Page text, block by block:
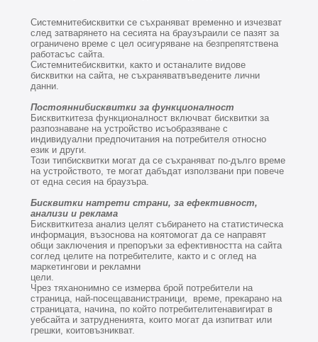
Системнитебисквитки се съхраняват временно и изчезват
след затварянето на сесията на браузъраили се пазят за
ограничено време с цел осигуряване на безпрепятствена
работасъс сайта.
Системнитебисквитки, както и останалите видове
бисквитки на сайта, не съхраняватвъведените лични
данни.
Постояннибисквитки за функционалност
Бисквиткитеза функционалност включват бисквитки за
разпознаване на устройство исъобразяване с
индивидуални предпочитания на потребителя относно
език и други.
Този типбисквитки могат да се съхраняват по-дълго време
на устройството, те могат дабъдат използвани при повече
от една сесия на браузъра.
Бисквитки натрети страни, за ефективност,
анализи и реклама
Бисквиткитеза анализ целят събирането на статистическа
информация, възоснова на коятомогат да се направят
общи заключения и препоръки за ефективността на сайта
соглед целите на потребителите, както и с оглед на
маркетингови и рекламни
цели.
Чрез тяханонимно се измерва брой потребители на
страница, най-посещаванистраници, време, прекарано на
страницата, начина, по който потребителитенавигират в
уебсайта и затрудненията, които могат да изпитват или
грешки, коитовъзникват.